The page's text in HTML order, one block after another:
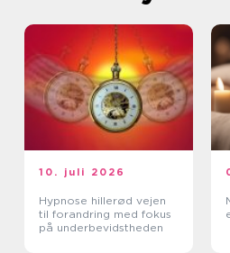
10. juli 2026
Hypnose hillerød vejen
til forandring med fokus
på underbevidstheden